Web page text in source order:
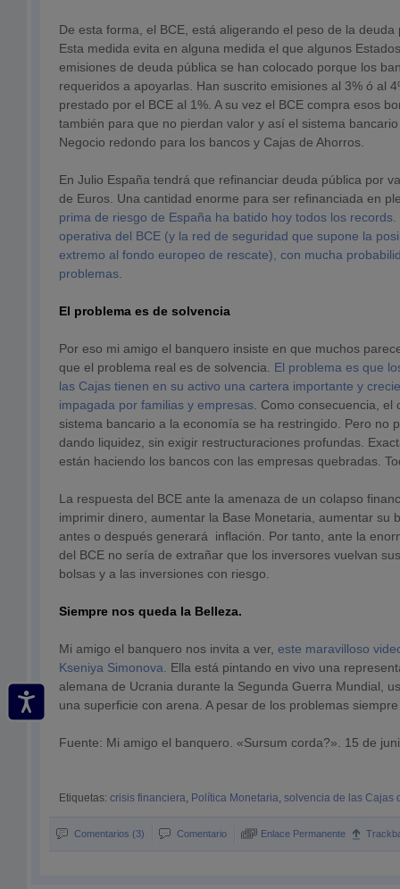
De esta forma, el BCE, está aligerando el peso de la
Esta medida evita en alguna medida el que algunos
emisiones de deuda pública se han colocado porque los
requeridos a apoyarlas. Han suscrito emisiones al 3% ó al
prestado por el BCE al 1%. A su vez el BCE compra esos
también para que no pierdan valor y así el sistema
Negocio redondo para los bancos y Cajas de Ahorros.
En Julio España tendrá que refinanciar deuda pública por
de Euros. Una cantidad enorme para ser refinanciada en
prima de riesgo de España ha batido hoy todos los records
operativa del BCE (y la red de seguridad que supone la
extremo al fondo europeo de rescate), con mucha
problemas
El problema es de solvencia
Por eso mi amigo el banquero insiste en que muchos
que el problema real es de solvencia. El problema es que
las Cajas tienen en su activo una cartera importante y
impagada por familias y empresas . Como consecuencia,
sistema bancario a la economía se ha restringido. Pero no
dando liquidez, sin exigir restructuraciones profundas.
están haciendo los bancos con las empresas quebradas.
La respuesta del BCE ante la amenaza de un colapso
imprimir dinero, aumentar la Base Monetaria, aumentar su
antes o después generará inflación. Por tanto, ante la
del BCE no sería de extrañar que los inversores vuelvan
bolsas y a las inversiones con riesgo.
Siempre nos queda la Belleza.
Mi amigo el banquero nos invita a ver, este maravilloso
Kseniya Simonova.
Ella está pintando en vivo una
alemana de Ucrania durante la Segunda Guerra Mundial,
una superficie con arena. A pesar de los problemas
Fuente: Mi amigo el banquero. «Sursum corda?». 15 de
Etiquetas: crisis financiera, Política Monetaria, solvencia de las Cajas
Comentarios (3) Comentario Enlace Permanente